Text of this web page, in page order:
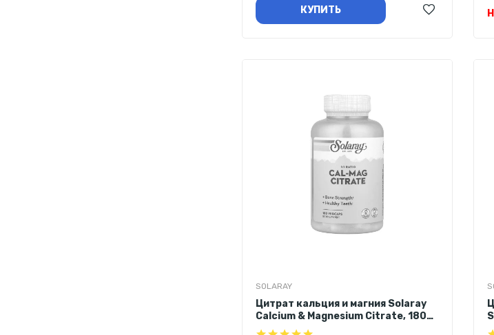
КУПИТЬ
SOLARAY
Цитрат кальция и магния Solaray
Calcium & Magnesium Citrate, 180
капсул